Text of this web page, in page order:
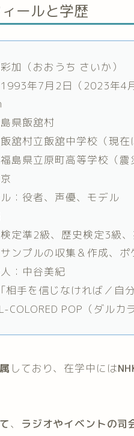
ールと学歴
加（おおうち さいか）
年7月2日（2023年4
県飯舘村
舘村立飯舘中学校（現在
島県立原町高等学校（震
：役者、声優、モデル
定準2級、歴史検定3級
ンプルの収集＆作成、
：中谷美紀
相手を信じなければ／自
COLORED POP（ダルカ
しており、在学中には
、 ラジオやイベントの司